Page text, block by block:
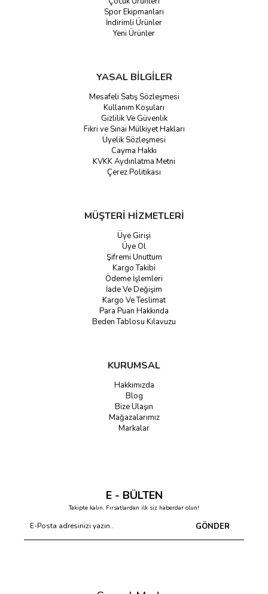
Spor Ekipmanları
İndirimli Ürünler
Yeni Ürünler
YASAL BİLGİLER
Mesafeli Satış Sözleşmesi
Kullanım Koşuları
Gizlilik Ve Güvenlik
Fikri ve Sınai Mülkiyet Hakları
Üyelik Sözleşmesi
Cayma Hakkı
KVKK Aydınlatma Metni
Çerez Politikası
MÜŞTERİ HİZMETLERİ
Üye Girişi
Üye Ol
Şifremi Unuttum
Kargo Takibi
Ödeme İşlemleri
İade Ve Değişim
Kargo Ve Teslimat
Para Puan Hakkında
Beden Tablosu Kılavuzu
KURUMSAL
Hakkımızda
Blog
Bize Ulaşın
Mağazalarımız
Markalar
E - BÜLTEN
Takipte kalın. Fırsatlardan ilk siz haberdar olun!
GÖNDER